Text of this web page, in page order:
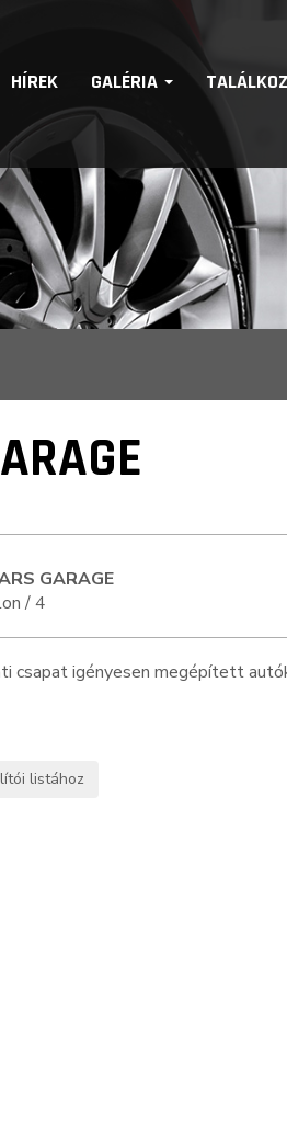
HÍREK GALÉRIA
GARAGE
/ 4
csapat igényesen megépített